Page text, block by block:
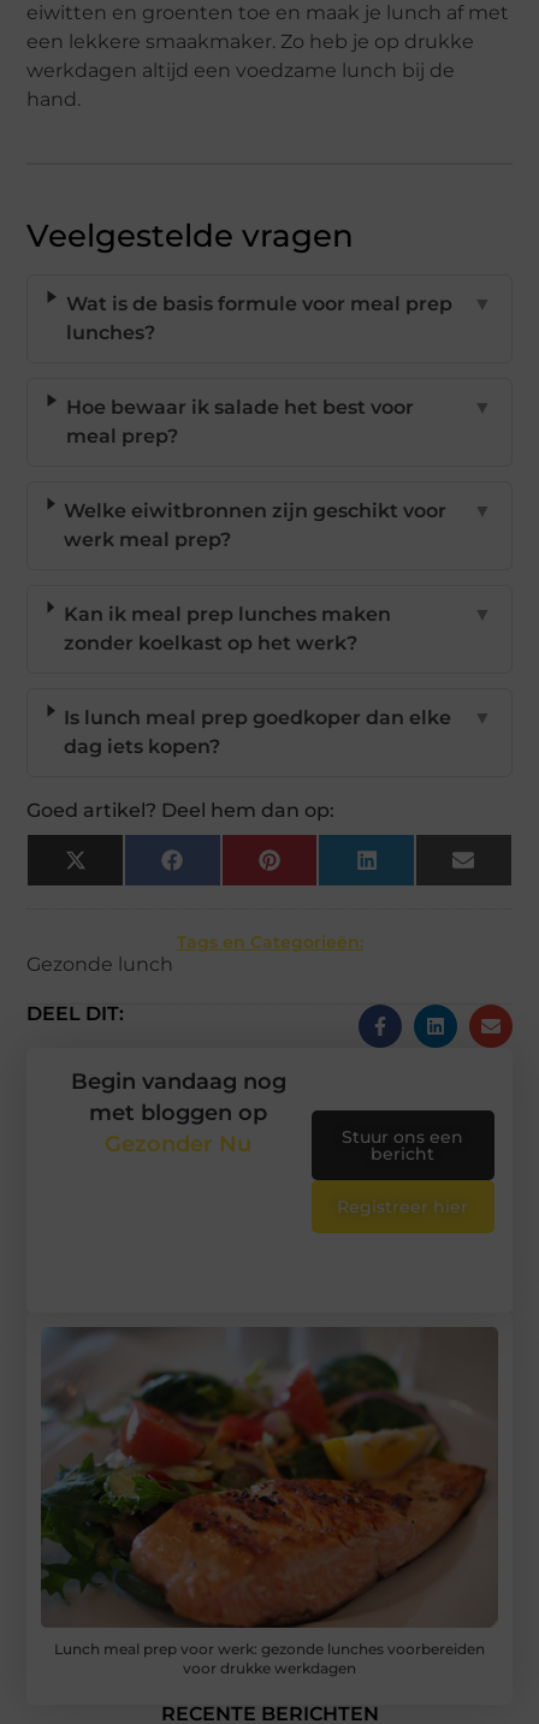
eiwitten en groenten toe en maak je lunch af met
een lekkere smaakmaker. Zo heb je op drukke
werkdagen altijd een voedzame lunch bij de
hand.
Veelgestelde vragen
Wat is de basis formule voor meal prep
lunches?
▼
Hoe bewaar ik salade het best voor
meal prep?
▼
Welke eiwitbronnen zijn geschikt voor
werk meal prep?
▼
Kan ik meal prep lunches maken
zonder koelkast op het werk?
▼
Is lunch meal prep goedkoper dan elke
dag iets kopen?
▼
Goed artikel? Deel hem dan op:
X
(Twitter)
FacebookPinterestLinkedIn Email
Tags en Categorieën:
Gezonde lunch
DEEL DIT:
Lunch meal prep voor werk: gezonde lunches voorbereiden
voor drukke werkdagen
RECENTE BERICHTEN
Begin vandaag nog
met bloggen op
Gezonder Nu
Stuur ons een
bericht
Registreer hier